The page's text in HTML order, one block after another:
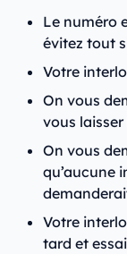
Le numéro
évitez tout
Votre
On vous
vous
On vous
qu’aucune
Votre
tard et